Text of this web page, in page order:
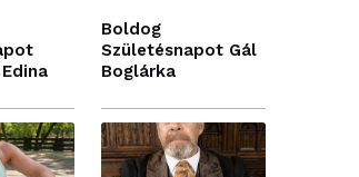
Boldog
Születésnapot Gál
Boglárka